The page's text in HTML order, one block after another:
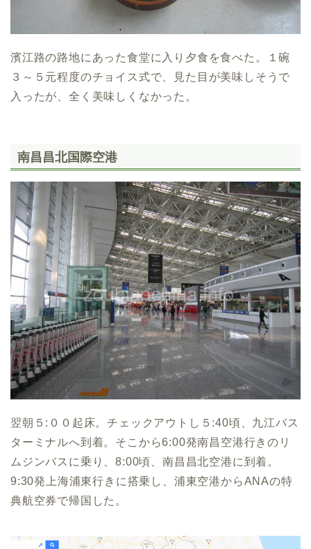
濱江路の路地にあった食堂に入り夕食を食べた。１碗
３～５元程度のチョイス式で、見た目が美味しそうで
入ったが、全く美味しくなかった。
南昌昌北国際空港
翌朝５:００起床。チェックアウトし５:40頃、九江バス
ターミナルへ到着。そこから6:00発南昌空港行きのリ
ムジンバスに乗り、8:00頃、南昌昌北空港に到着。
9:30発上海浦東行きに搭乗し、浦東空港からANAの特
典航空券で帰国した。